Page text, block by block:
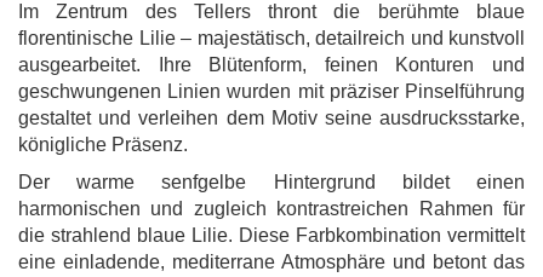
Im Zentrum des Tellers thront die berühmte blaue
florentinische Lilie – majestätisch, detailreich und kunstvoll
ausgearbeitet. Ihre Blütenform, feinen Konturen und
geschwungenen Linien wurden mit präziser Pinselführung
gestaltet und verleihen dem Motiv seine ausdrucksstarke,
königliche Präsenz.
Der warme senfgelbe Hintergrund bildet einen
harmonischen und zugleich kontrastreichen Rahmen für
die strahlend blaue Lilie. Diese Farbkombination vermittelt
eine einladende, mediterrane Atmosphäre und betont das